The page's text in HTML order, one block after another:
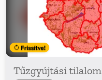
Frissítve!
Tűzgyújtási tilalom